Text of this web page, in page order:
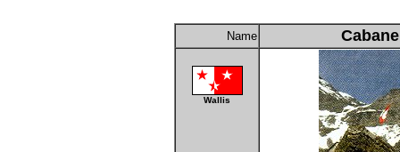
Name
Wallis